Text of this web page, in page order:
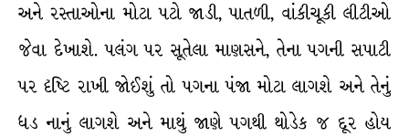
અને રસ્તાઓના મોટા પટો જાડી, પાતળી, વાંકીચૂકી લીટીઓ
જેવા દેખાશે. પલંગ પર સૂતેલા માણસને, તેના પગની સપાટી
પર દૃષ્ટિ રાખી જોઈશું તો પગના પંજા મોટા લાગશે અને તેનું
ધડ નાનું લાગશે અને માથું જાણે પગથી થોડેક જ દૂર હોય